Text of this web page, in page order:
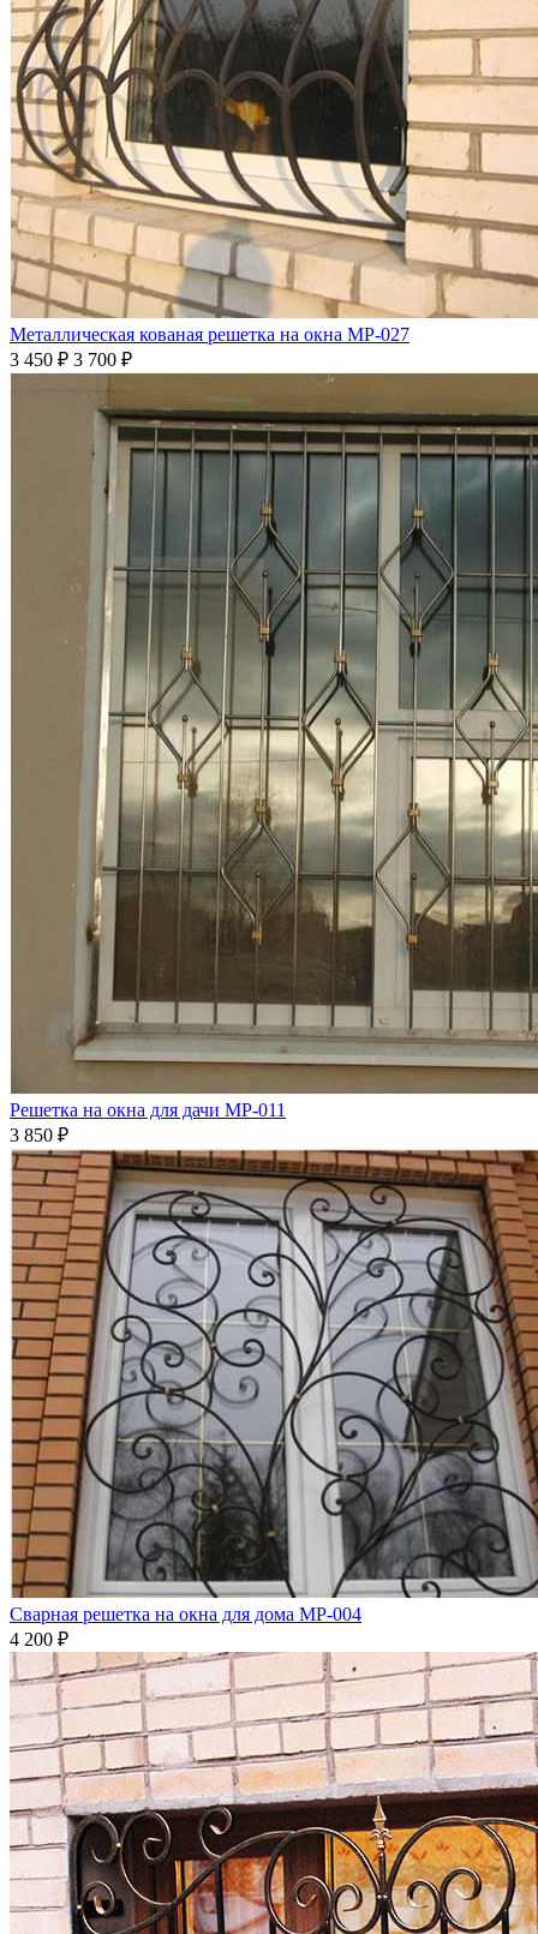
Металлическая кованая решетка на окна МР-027
3 450 ₽ 3 700 ₽
Решетка на окна для дачи МР-011
3 850 ₽
Сварная решетка на окна для дома МР-004
4 200 ₽